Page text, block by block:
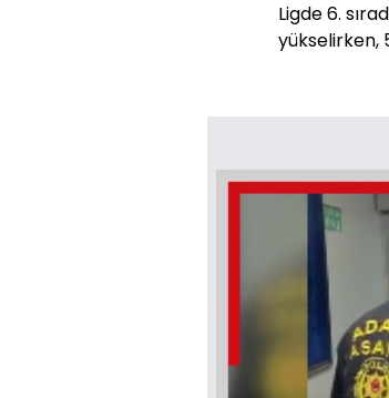
Ligde 6.
yükselirken,